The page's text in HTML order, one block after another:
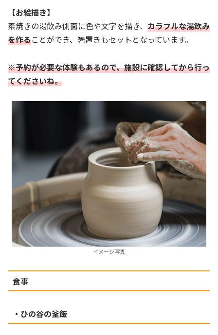
【お絵描き】
素焼きの湯飲み側面に色や文字を描き、 カラフルな湯飲み
を作ることができ、箸置きもセットとなっています。
※予約が必要な体験もあるので、施設に確認してから行っ
てくださいね。
イメージ写真
食事
・ひの谷の釜飯